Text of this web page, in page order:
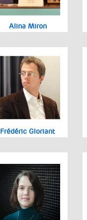
Alina Miron
Frédéric Gloriant